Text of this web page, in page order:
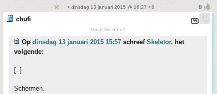
• dinsdag 13 januari 2015 @ 16:27 • 8
chufi
Hace frio o no?
Op dinsdag 13 januari 2015 15:57 schreef Skeletor. het
volgende:
[..]
Schermen.